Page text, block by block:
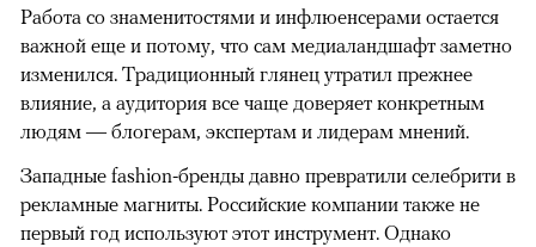
Работа со знаменитостями и инфлюенсерами остается
важной еще и потому, что сам медиаландшафт заметно
изменился. Традиционный глянец утратил прежнее
влияние, а аудитория все чаще доверяет конкретным
людям — блогерам, экспертам и лидерам мнений.
Западные fashion-бренды давно превратили селебрити в
рекламные магниты. Российские компании также не
первый год используют этот инструмент. Однако